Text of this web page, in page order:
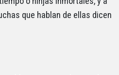
que hablan de ellas dicen